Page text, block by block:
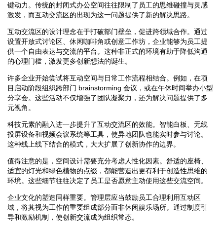
键动力。传统的封闭式办公空间往往限制了员工的思维碰撞与灵感
激发，而互动交流区的出现为这一问题提供了新的解决思路。
互动交流区的设计理念在于打破部门壁垒，促进跨领域合作。通过
设置开放式讨论区、休闲咖啡角或创意工作坊，企业能够为员工提
供一个自由表达与交流的平台。这种非正式的环境有助于降低沟通
的心理门槛，激发更多创新想法的诞生。
许多企业开始尝试将互动空间与日常工作流程相结合。例如，在项
目启动阶段组织跨部门 brainstorming 会议，或在午休时间举办小型
分享会。这些活动不仅增强了团队凝聚力，还为解决问题提供了多
元视角。
科技元素的融入进一步提升了互动交流区的效能。智能白板、无线
投屏设备和视频会议系统等工具，使异地团队也能实时参与讨论。
这种线上线下结合的模式，大大扩展了创新协作的边界。
值得注意的是，空间设计需要充分考虑人性化因素。舒适的座椅、
适宜的灯光和绿色植物的点缀，都能营造出更有利于创造性思维的
环境。这些细节往往决定了员工是否愿意主动使用这些交流空间。
企业文化的塑造同样重要。管理层应当鼓励员工合理利用互动区
域，将其视为工作的重要组成部分而非休闲娱乐场所。通过制度引
导和激励机制，使创新交流成为组织常态。